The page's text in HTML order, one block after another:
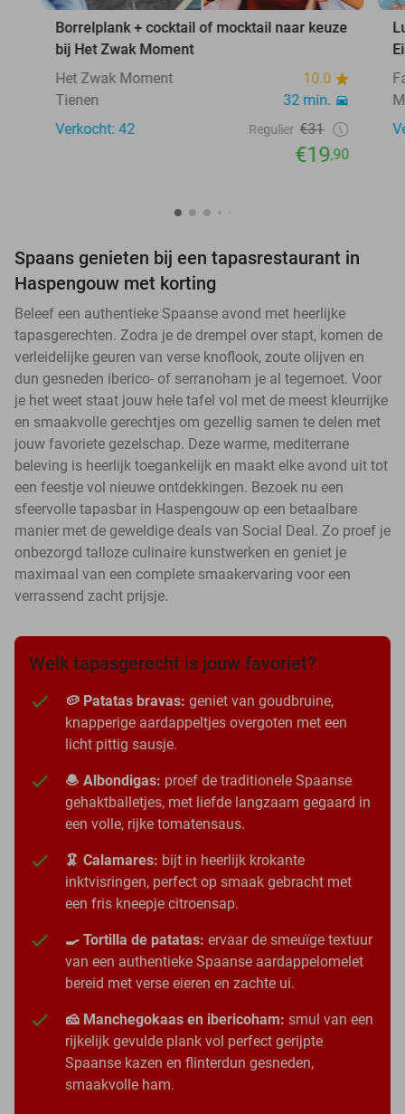
Borrelplank + cocktail of mocktail naar keuze
bij Het Zwak Moment
Het Zwak Moment
10.0
Tienen
32 min.
Verkocht: 42
Regulier €31
€19,90
Spaans genieten bij een tapasrestaurant in
Haspengouw met korting
Beleef een authentieke Spaanse avond met heerlijke
tapasgerechten. Zodra je de drempel over stapt, komen de
verleidelijke geuren van verse knoflook, zoute olijven en
dun gesneden iberico- of serranoham je al tegemoet. Voor
je het weet staat jouw hele tafel vol met de meest kleurrijke
en smaakvolle gerechtjes om gezellig samen te delen met
jouw favoriete gezelschap. Deze warme, mediterrane
beleving is heerlijk toegankelijk en maakt elke avond uit tot
een feestje vol nieuwe ontdekkingen. Bezoek nu een
sfeervolle tapasbar in Haspengouw op een betaalbare
manier met de geweldige deals van Social Deal. Zo proef je
onbezorgd talloze culinaire kunstwerken en geniet je
maximaal van een complete smaakervaring voor een
verrassend zacht prijsje.
Welk tapasgerecht is jouw favoriet?
🥔 Patatas bravas: geniet van goudbruine,
knapperige aardappeltjes overgoten met een
licht pittig sausje.
🧆 Albondigas: proef de traditionele Spaanse
gehaktballetjes, met liefde langzaam gegaard in
een volle, rijke tomatensaus.
🦑 Calamares: bijt in heerlijk krokante
inktvisringen, perfect op smaak gebracht met
een fris kneepje citroensap.
🍳 Tortilla de patatas: ervaar de smeuïge textuur
van een authentieke Spaanse aardappelomelet
bereid met verse eieren en zachte ui.
🧀 Manchegokaas en ibericoham: smul van een
rijkelijk gevulde plank vol perfect gerijpte
Spaanse kazen en flinterdun gesneden,
smaakvolle ham.